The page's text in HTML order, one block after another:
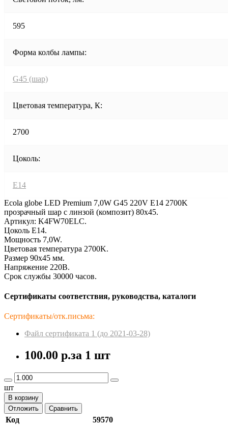
595
Форма колбы лампы:
G45 (шар)
Цветовая температура, К:
2700
Цоколь:
E14
Ecola globe LED Premium 7,0W G45 220V E14 2700K
прозрачный шар с линзой (композит) 80x45.
Артикул: K4FW70ELC.
Цоколь E14.
Мощность 7,0W.
Цветовая температура 2700K.
Размер 90x45 мм.
Напряжение 220В.
Срок службы 30000 часов.
Сертификаты соответствия, руководства, каталоги
Сертификаты/отк.письма:
Файл сертификата 1 (до 2021-03-28)
100.00 р.за 1 шт
шт
В корзину
Отложить
Сравнить
Код
59570